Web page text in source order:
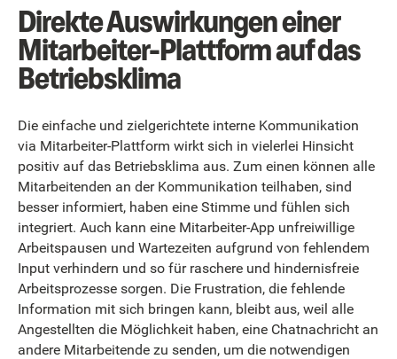
Direkte Auswirkungen einer
Mitarbeiter-Plattform auf das
Betriebsklima
Die einfache und zielgerichtete interne Kommunikation
via Mitarbeiter-Plattform wirkt sich in vielerlei Hinsicht
positiv auf das Betriebsklima aus. Zum einen können alle
Mitarbeitenden an der Kommunikation teilhaben, sind
besser informiert, haben eine Stimme und fühlen sich
integriert. Auch kann eine Mitarbeiter-App unfreiwillige
Arbeitspausen und Wartezeiten aufgrund von fehlendem
Input verhindern und so für raschere und hindernisfreie
Arbeitsprozesse sorgen. Die Frustration, die fehlende
Information mit sich bringen kann, bleibt aus, weil alle
Angestellten die Möglichkeit haben, eine Chatnachricht an
andere Mitarbeitende zu senden, um die notwendigen